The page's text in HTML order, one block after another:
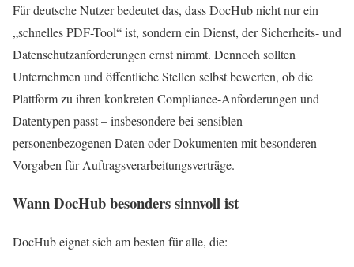
Für deutsche Nutzer bedeutet das, dass DocHub nicht nur ein
„schnelles PDF-Tool“ ist, sondern ein Dienst, der Sicherheits- und
Datenschutzanforderungen ernst nimmt. Dennoch sollten
Unternehmen und öffentliche Stellen selbst bewerten, ob die
Plattform zu ihren konkreten Compliance-Anforderungen und
Datentypen passt – insbesondere bei sensiblen
personenbezogenen Daten oder Dokumenten mit besonderen
Vorgaben für Auftragsverarbeitungsverträge.
Wann DocHub besonders sinnvoll ist
DocHub eignet sich am besten für alle, die: